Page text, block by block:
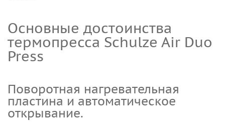
Основные достоинства
термопресса Schulze Air Duo
Press
Поворотная нагревательная
пластина и автоматическое
открывание.